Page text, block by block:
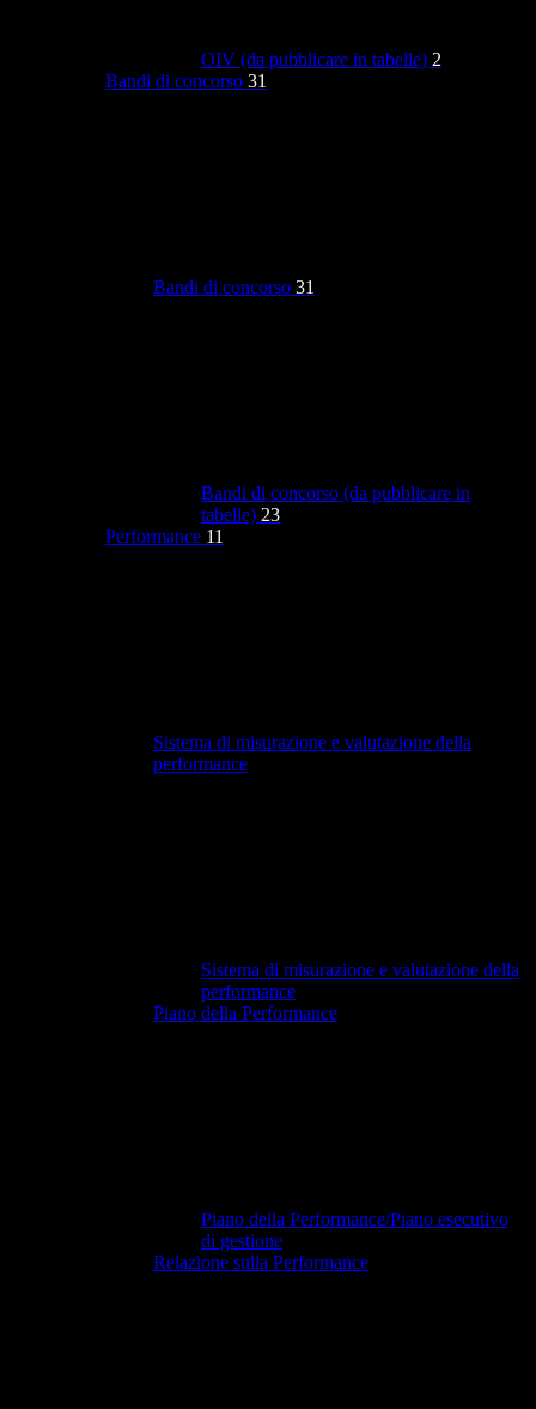
OIV (da pubblicare in tabelle) 2
Bandi di concorso 31
Bandi di concorso 31
Bandi di concorso (da pubblicare in
tabelle) 23
Performance 11
Sistema di misurazione e valutazione della
performance
Sistema di misurazione e valutazione della
performance
Piano della Performance
Piano della Performance/Piano esecutivo
di gestione
Relazione sulla Performance